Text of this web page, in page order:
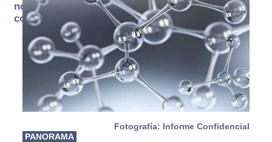
no se
consume
Fotografía: Informe Confidencial
PANORAMA